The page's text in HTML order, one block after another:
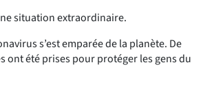
situation extraordinaire.
s’est emparée de la planète. De
ont été prises pour protéger les gens du